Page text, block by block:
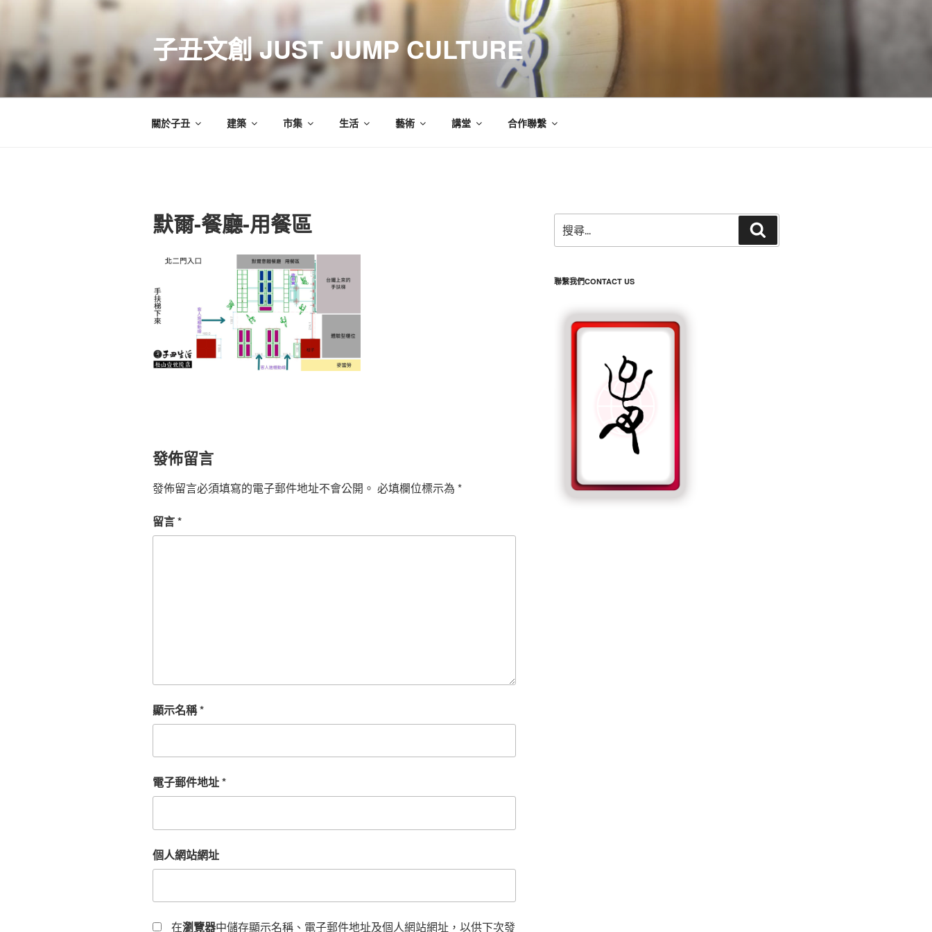
要
子丑文創 JUST JUMP CULTURE
關於子丑 建築 市集 生活 藝術 講堂 合作聯繫
默爾-餐廳-用餐區
發佈留言
發佈留言必須填寫的電子郵件地址不會公開。 必填欄位標示為 *
留言*
顯示名稱*
電子郵件地址*
個人網站網址
在瀏覽器中儲存顯示名稱、電子郵件地址及個人網站網址，以供下次發
尋
關
字:
尋
聯繫我們CONTACT US